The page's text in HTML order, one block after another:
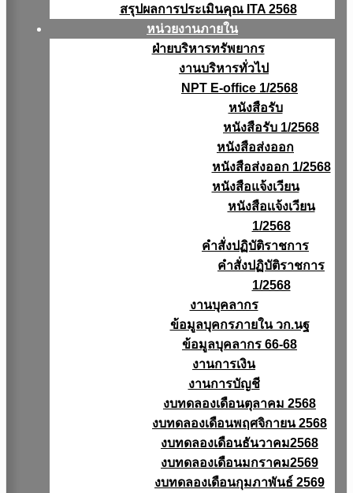
สรุปผลการประเมินคุณ ITA 2568
หน่วยงานภายใน
ฝ่ายบริหารทรัพยากร
งานบริหารทั่วไป
NPT E-office 1/2568
หนังสือรับ
หนังสือรับ 1/2568
หนังสือส่งออก
หนังสือส่งออก 1/2568
หนังสือแจ้งเวียน
หนังสือเเจ้งเวียน
1/2568
คำสั่งปฏิบัติราชการ
คำสั่งปฏิบัติราชการ
1/2568
งานบุคลากร
ข้อมูลบุคกรภายใน วก.นฐ
ข้อมูลบุคลากร 66-68
งานการเงิน
งานการบัญชี
งบทดลองเดือนตุลาคม 2568
งบทดลองเดือนพฤศจิกายน 2568
งบทดลองเดือนธันวาคม2568
งบทดลองเดือนมกราคม2569
งบทดลองเดือนกุมภาพันธ์ 2569